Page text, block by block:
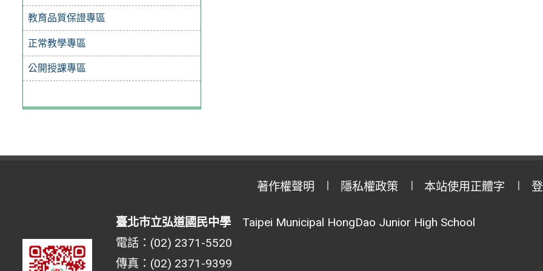
教育品質保證專區
正常教學專區
公開授課專區
著作權聲明 隱私權政策 本站使用正體字
臺北市立弘道國民中學Taipei Municipal HongDao Junior High School
電話：(02) 2371-5520
傳真：(02) 2371-9399